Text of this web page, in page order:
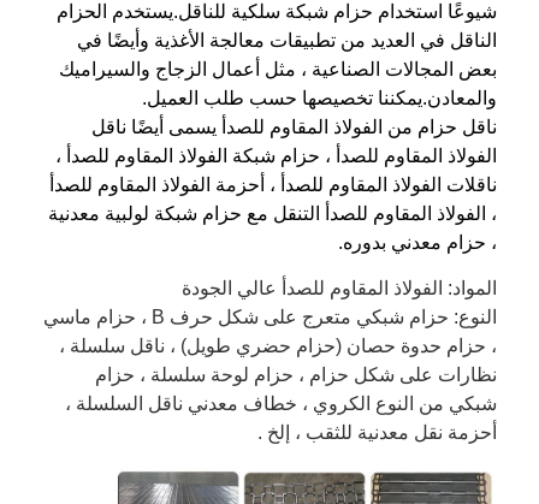
شيوعًا استخدام حزام شبكة سلكية للناقل.يستخدم الحزام
الناقل في العديد من تطبيقات معالجة الأغذية وأيضًا في
بعض المجالات الصناعية ، مثل أعمال الزجاج والسيراميك
والمعادن.يمكننا تخصيصها حسب طلب العميل.
ناقل حزام من الفولاذ المقاوم للصدأ يسمى أيضًا ناقل
الفولاذ المقاوم للصدأ ، حزام شبكة الفولاذ المقاوم للصدأ ،
ناقلات الفولاذ المقاوم للصدأ ، أحزمة الفولاذ المقاوم للصدأ
، الفولاذ المقاوم للصدأ التنقل مع حزام شبكة لولبية معدنية
، حزام معدني بدوره.
المواد: الفولاذ المقاوم للصدأ عالي الجودة
النوع: حزام شبكي متعرج على شكل حرف B ، حزام ماسي
، حزام حدوة حصان (حزام حضري طويل) ، ناقل سلسلة ،
نظارات على شكل حزام ، حزام لوحة سلسلة ، حزام
شبكي من النوع الكروي ، خطاف معدني ناقل السلسلة ،
أحزمة نقل معدنية للثقب ، إلخ .